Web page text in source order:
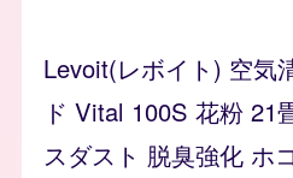
Levoit(レボイト) 空気
ド Vital 100S 花粉 21
スダスト 脱臭強化 ホ